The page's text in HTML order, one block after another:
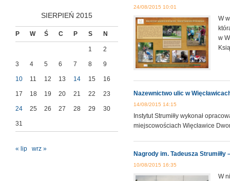
SIERPIEŃ 2015
P W Ś C P S N
1 2
3 4 5 6 7 8 9
10 11 12 13 14 15 16
17 18 19 20 21 22 23
24 25 26 27 28 29 30
31
« lip wrz »
24/08/2015 10:01
W
w
Nazewnictwo ulic w
14/08/2015 14:15
Instytut Strumiłły wykonał
miejscowościach Więcławice
Nagrody im. Tadeusza
10/08/2015 16:35
W